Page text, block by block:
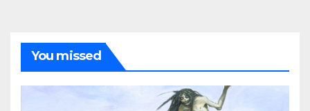
You missed